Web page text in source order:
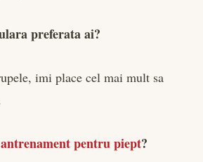
preferata ai?
imi place cel mai mult sa
antrenament pentru piept?